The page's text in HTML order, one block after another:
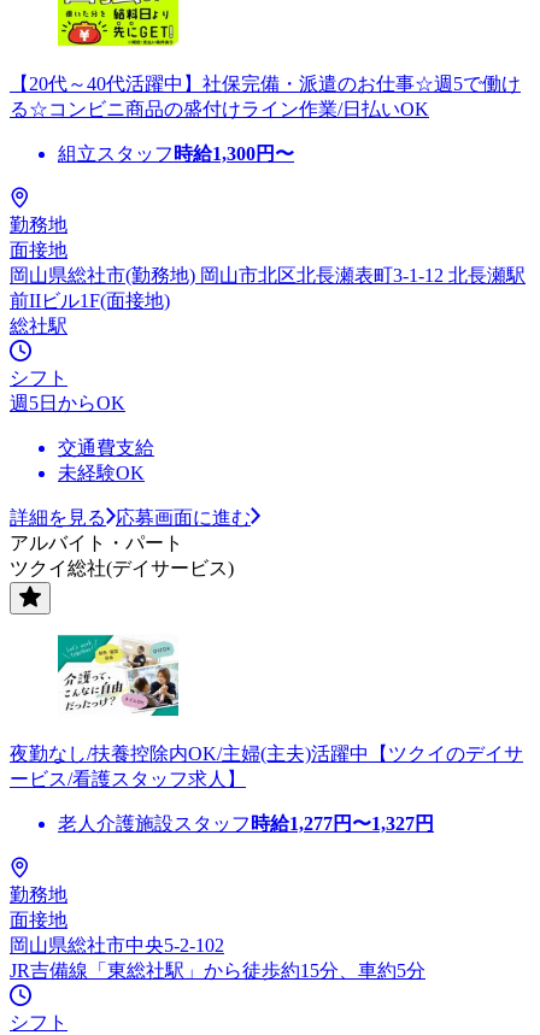
【20代～40代活躍中】社保完備・派遣のお仕事☆週5で働け
る☆コンビニ商品の盛付けライン作業/日払いOK
組立スタッフ 時給1,300円〜
勤務地
面接地
岡山県総社市(勤務地) 岡山市北区北長瀬表町3-1-12 北長瀬駅
前IIビル1F(面接地)
総社駅
シフト
週5日からOK
交通費支給
未経験OK
詳細を見る
応募画面に進む
アルバイト・パート
ツクイ総社(デイサービス)
夜勤なし/扶養控除内OK/主婦(主夫)活躍中【ツクイのデイサ
ービス/看護スタッフ求人】
老人介護施設スタッフ 時給1,277円〜1,327円
勤務地
面接地
岡山県総社市中央5-2-102
JR吉備線「東総社駅」から徒歩約15分、車約5分
シフト